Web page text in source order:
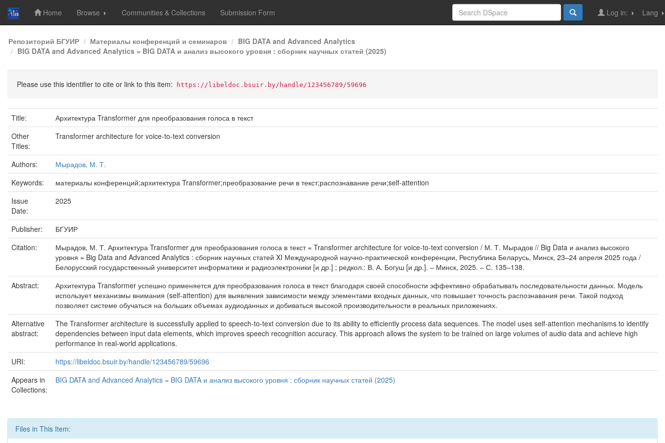
Skip
navigation
Home Browse Communities & Collections Submission Form Lang
Log in:
Репозиторий БГУИР Материалы конференций и семинаров
BIG DATA and Advanced Analytics
BIG DATA and Advanced Analytics = BIG DATA и анализ высокого уровня : сборник научных статей (2025)
Please use this identifier to cite or link to this item: https://libeldoc.bsuir.by/handle/123456789/59696
Title:
Архитектура Transformer для преобразования голоса в текст
Other
Titles:
Transformer architecture for voice-to-text conversion
Authors:
Мырадов, М. Т.
Keywords:
материалы конференций;архитектура Transformer;преобразование речи в текст;распознавание речи;self-attention
Issue
Date:
2025
Publisher:
БГУИР
Citation:
Мырадов, М. Т. Архитектура Transformer для преобразования голоса в текст = Transformer architecture for voice-to-text conversion / М. Т. Мырадов // Big Data и анализ высокого
уровня = Big Data and Advanced Analytics : сборник научных статей XI Международной научно-практической конференции, Республика Беларусь, Минск, 23–24 апреля 2025 года /
Белорусский государственный университет информатики и радиоэлектроники [и др.] ; редкол.: В. А. Богуш [и др.]. – Минск, 2025. – С. 135–138.
Abstract:
Архитектура Transformer успешно применяется для преобразования голоса в текст благодаря своей способности эффективно обрабатывать последовательности данных. Модель
использует механизмы внимания (self-attention) для выявления зависимости между элементами входных данных, что повышает точность распознавания речи. Такой подход
позволяет системе обучаться на больших объемах аудиоданных и добиваться высокой производительности в реальных приложениях.
Alternative
abstract:
The Transformer architecture is successfully applied to speech-to-text conversion due to its ability to efficiently process data sequences. The model uses self-attention mechanisms to identify
dependencies between input data elements, which improves speech recognition accuracy. This approach allows the system to be trained on large volumes of audio data and achieve high
performance in real-world applications.
URI:
https://libeldoc.bsuir.by/handle/123456789/59696
Appears in
Collections:
BIG DATA and Advanced Analytics = BIG DATA и анализ высокого уровня : сборник научных статей (2025)
Files in This Item: